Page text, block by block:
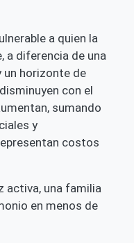
a quien la
a diferencia de una
un horizonte de
con el
sumando
y
costos
activa, una familia
en menos de